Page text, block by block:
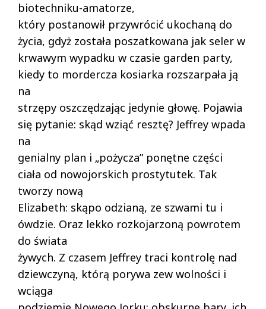
biotechniku-amatorze,
który postanowił przywrócić ukochaną do
życia, gdyż została poszatkowana jak seler w
krwawym wypadku w czasie garden party,
kiedy to mordercza kosiarka rozszarpała ją
na
strzępy oszczędzając jedynie głowę. Pojawia
się pytanie: skąd wziąć resztę? Jeffrey wpada
na
genialny plan i „pożycza” ponętne części
ciała od nowojorskich prostytutek. Tak
tworzy nową
Elizabeth: skąpo odzianą, ze szwami tu i
ówdzie. Oraz lekko rozkojarzoną powrotem
do świata
żywych. Z czasem Jeffrey traci kontrolę nad
dziewczyną, którą porywa zew wolności i
wciąga